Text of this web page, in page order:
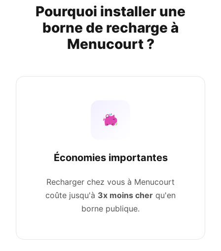
Pourquoi installer une
borne de recharge à
Menucourt ?
Économies importantes
Recharger chez vous à Menucourt
coûte jusqu'à 3x moins cher qu'en
borne publique.